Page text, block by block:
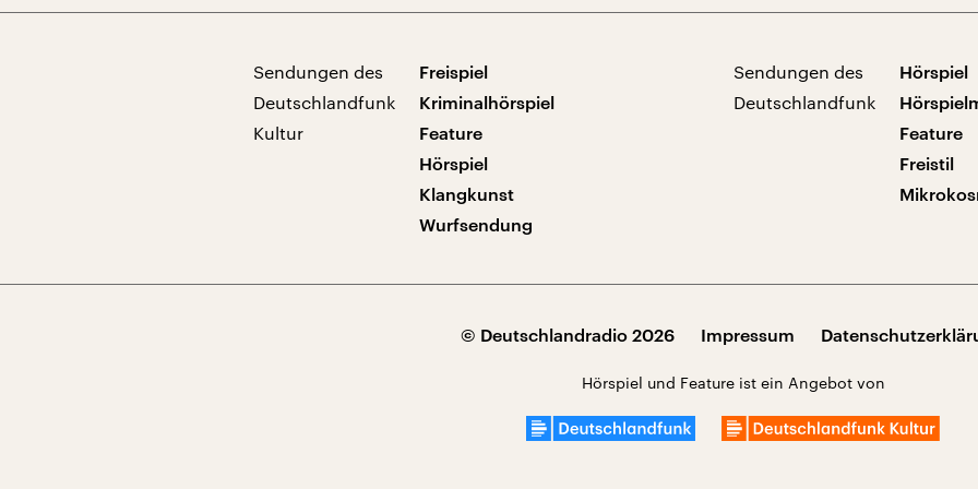
Sendungen des
Deutschlandfunk
Kultur
Freispiel
Kriminalhörspiel
Feature
Hörspiel
Klangkunst
Wurfsendung
Sendungen des
Deutschlandfunk
Hörspiel
Feature
Freistil
© Deutschlandradio 2026 Impressum
Hörspiel und Feature ist ein Angebot von